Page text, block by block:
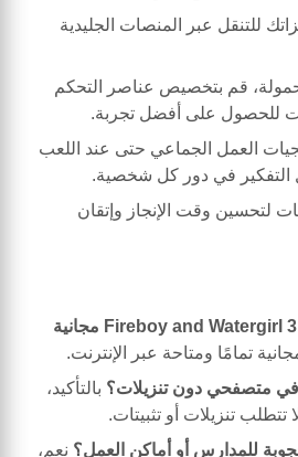
للتنقل عبر المنصات الجليدية
قم بتخصيص عناصر التحكم
للحصول على أفضل تجربة.
العمل الجماعي حتى عند اللعب
التفكير في دور كل شخصية.
لتحسين وقت الإنجاز وإتقان
هل Fireboy and Watergirl 3 Ice Temple مجانية
تمامًا ومتاحة عبر الإنترنت.
في متصفحي دون تنزيلات؟ بالتأكيد،
تتطلب تنزيلات أو تثبيتات.
للمدارس أو أماكن العمل؟ نعم،